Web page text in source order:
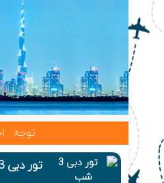
توجه :
تور دبی 3 شب